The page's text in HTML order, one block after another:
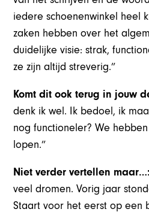
iedere schoenenwinkel heel
zaken hebben over het
duidelijke visie: strak,
ze zijn altijd streverig.”
Komt dit ook terug in jouw
denk ik wel. Ik bedoel, ik
nog functioneler? We
lopen.”
Niet verder vertellen maar…:
veel dromen. Vorig jaar
Staart voor het eerst op een